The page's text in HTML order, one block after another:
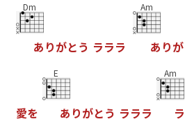
Dm
あ りがとう ラララ
Am
あ りが
愛を
E
あ りがとう ラララ
Am
ラ